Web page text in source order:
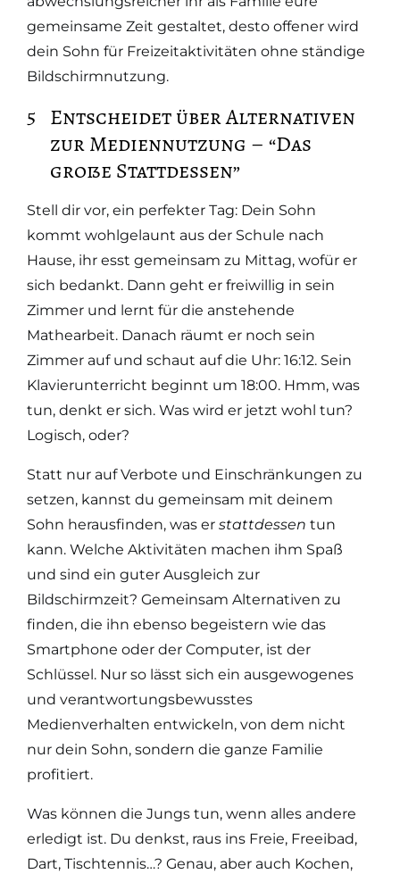
gemeinsame Zeit gestaltet, desto offener wird
dein Sohn für Freizeitaktivitäten ohne ständige
Bildschirmnutzung.
Entscheidet über Alternativen
zur Mediennutzung – “Das
große Stattdessen”
Stell dir vor, ein perfekter Tag: Dein Sohn
kommt wohlgelaunt aus der Schule nach
Hause, ihr esst gemeinsam zu Mittag, wofür er
sich bedankt. Dann geht er freiwillig in sein
Zimmer und lernt für die anstehende
Mathearbeit. Danach räumt er noch sein
Zimmer auf und schaut auf die Uhr: 16:12. Sein
Klavierunterricht beginnt um 18:00. Hmm, was
tun, denkt er sich. Was wird er jetzt wohl tun?
Logisch, oder?
Statt nur auf Verbote und Einschränkungen zu
setzen, kannst du gemeinsam mit deinem
Sohn herausfinden, was er stattdessen tun
kann. Welche Aktivitäten machen ihm Spaß
und sind ein guter Ausgleich zur
Bildschirmzeit? Gemeinsam Alternativen zu
finden, die ihn ebenso begeistern wie das
Smartphone oder der Computer, ist der
Schlüssel. Nur so lässt sich ein ausgewogenes
und verantwortungsbewusstes
Medienverhalten entwickeln, von dem nicht
nur dein Sohn, sondern die ganze Familie
profitiert.
Was können die Jungs tun, wenn alles andere
erledigt ist. Du denkst, raus ins Freie, Freeibad,
Dart, Tischtennis…? Genau, aber auch Kochen,